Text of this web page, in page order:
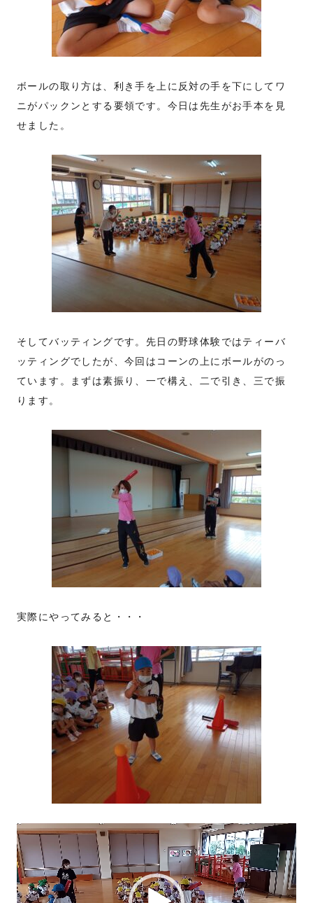
ボールの取り方は、利き手を上に反対の手を下にしてワ
ニがパックンとする要領です。今日は先生がお手本を見
せました。
そしてバッティングです。先日の野球体験ではティーバ
ッティングでしたが、今回はコーンの上にボールがのっ
ています。まずは素振り、一で構え、二で引き、三で振
ります。
実際にやってみると・・・
動
画
プ
レ